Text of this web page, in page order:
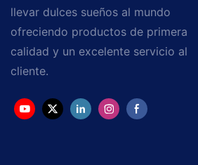
llevar dulces sueños al mundo
ofreciendo productos de primera
calidad y un excelente servicio al
cliente.